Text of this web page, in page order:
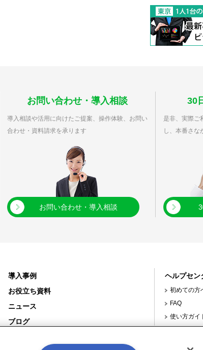
お問い合わせ・導入相談
導入相談や活用に向けたご提案、操作体験、お問い
合わせ・資料請求を承ります
お問い合わせ・導入相談
30
是非、実際ご
し、本番さな
導入事例
お役立ち資料
ニュース
ブログ
ヘルプセン
初めての方
FAQ
使い方ガイ
【連載】使
サポート